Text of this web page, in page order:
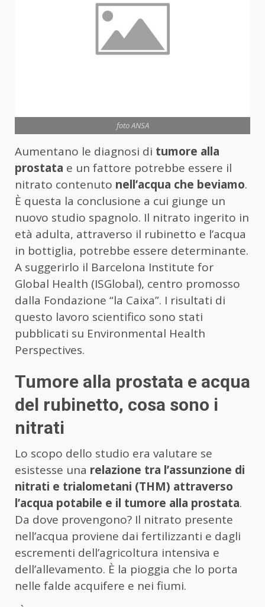
foto ANSA
Aumentano le diagnosi di tumore alla
prostata e un fattore potrebbe essere il
nitrato contenuto nell’acqua che beviamo.
È questa la conclusione a cui giunge un
nuovo studio spagnolo. Il nitrato ingerito in
età adulta, attraverso il rubinetto e l’acqua
in bottiglia, potrebbe essere determinante.
A suggerirlo il Barcelona Institute for
Global Health (ISGlobal), centro promosso
dalla Fondazione “la Caixa”. I risultati di
questo lavoro scientifico sono stati
pubblicati su Environmental Health
Perspectives.
Tumore alla prostata e acqua
del rubinetto, cosa sono i
nitrati
Lo scopo dello studio era valutare se
esistesse una relazione tra l’assunzione di
nitrati e trialometani (THM) attraverso
l’acqua potabile e il tumore alla prostata.
Da dove provengono? Il nitrato presente
nell’acqua proviene dai fertilizzanti e dagli
escrementi dell’agricoltura intensiva e
dell’allevamento. È la pioggia che lo porta
nelle falde acquifere e nei fiumi.